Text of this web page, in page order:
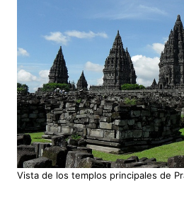
Vista de los templos principales de